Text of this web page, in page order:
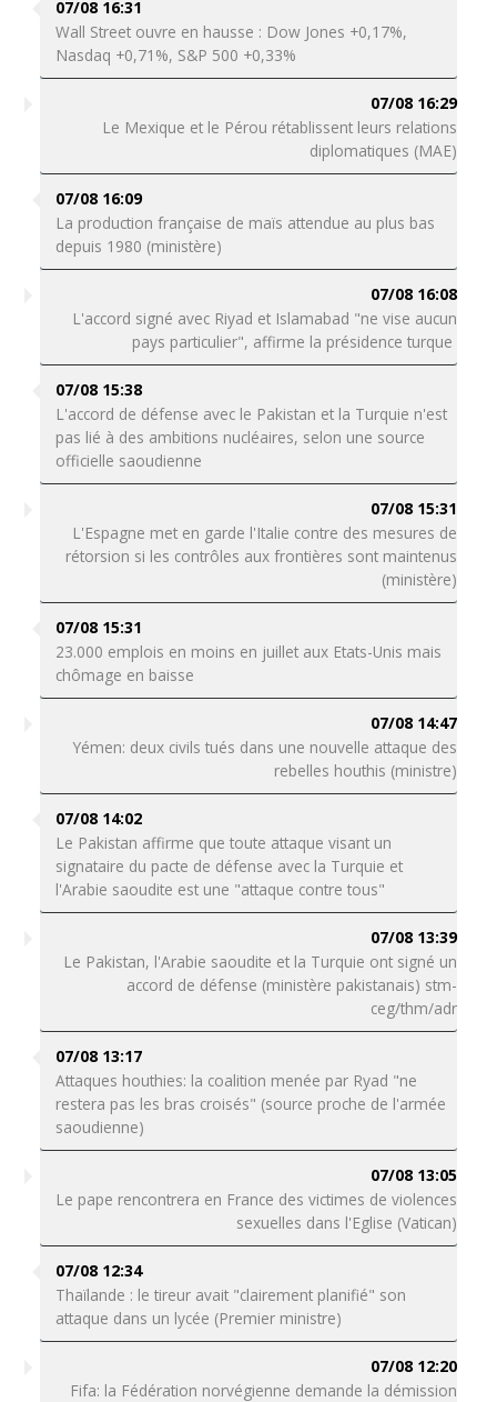
07/08 16:31
Wall Street ouvre en hausse : Dow Jones +0,17%,
Nasdaq +0,71%, S&P 500 +0,33%
07/08 16:29
Le Mexique et le Pérou rétablissent leurs relations
diplomatiques (MAE)
07/08 16:09
La production française de maïs attendue au plus bas
depuis 1980 (ministère)
07/08 16:08
L'accord signé avec Riyad et Islamabad "ne vise aucun
pays particulier", affirme la présidence turque
07/08 15:38
L'accord de défense avec le Pakistan et la Turquie n'est
pas lié à des ambitions nucléaires, selon une source
officielle saoudienne
07/08 15:31
L'Espagne met en garde l'Italie contre des mesures de
rétorsion si les contrôles aux frontières sont maintenus
(ministère)
07/08 15:31
23.000 emplois en moins en juillet aux Etats-Unis mais
chômage en baisse
07/08 14:47
Yémen: deux civils tués dans une nouvelle attaque des
rebelles houthis (ministre)
07/08 14:02
Le Pakistan affirme que toute attaque visant un
signataire du pacte de défense avec la Turquie et
l'Arabie saoudite est une "attaque contre tous"
07/08 13:39
Le Pakistan, l'Arabie saoudite et la Turquie ont signé un
accord de défense (ministère pakistanais) stm-
ceg/thm/adr
07/08 13:17
Attaques houthies: la coalition menée par Ryad "ne
restera pas les bras croisés" (source proche de l'armée
saoudienne)
07/08 13:05
Le pape rencontrera en France des victimes de violences
sexuelles dans l'Eglise (Vatican)
07/08 12:34
Thaïlande : le tireur avait "clairement planifié" son
attaque dans un lycée (Premier ministre)
07/08 12:20
Fifa: la Fédération norvégienne demande la démission